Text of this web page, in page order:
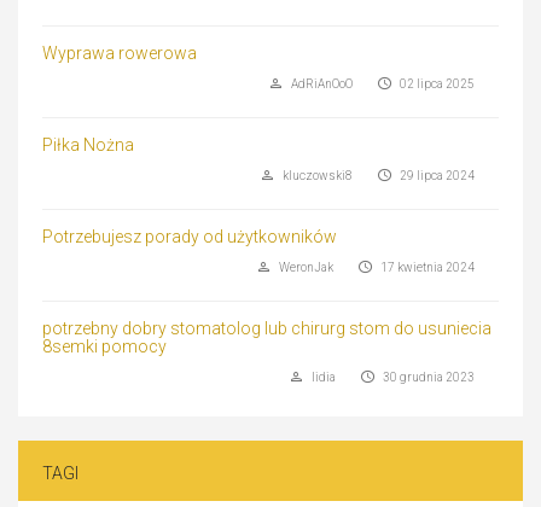
Wyprawa rowerowa
02 lipca 2025
AdRiAnOoO
Piłka Nożna
29 lipca 2024
kluczowski8
Potrzebujesz porady od użytkowników
17 kwietnia 2024
WeronJak
potrzebny dobry stomatolog lub chirurg stom do usuniecia
8semki pomocy
30 grudnia 2023
lidia
TAGI